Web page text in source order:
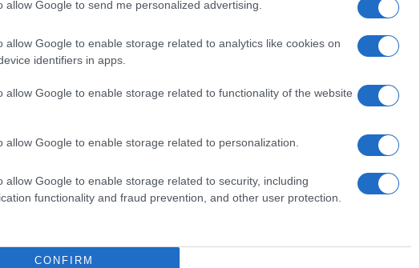
allow Google to send me personalized advertising.
allow Google to enable storage related to analytics like cookies on
identifiers in apps.
allow Google to enable storage related to functionality of the website
allow Google to enable storage related to personalization.
allow Google to enable storage related to security, including
functionality and fraud prevention, and other user protection.
CONFIRM
do Mustanga. We wnętrzu możemy
jak w przypadku
kokpitu nadal średnio przypomina
jeżdżące po naszych drogach i ma
się być już na dobrej drodze.
kabiny oczywiście odbiegają od
osobowych modelach (podobnie
pokroju bardziej liczy się ich
Moją uwagę zwróciła bardzo
o odpowiedniej grubości i